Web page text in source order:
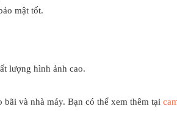
mật tốt.
lượng hình ảnh cao.
và nhà máy. Bạn có thể xem thêm tại